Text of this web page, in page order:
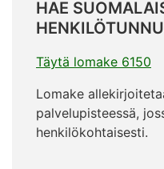
HAE
Täytä lomake 6150
Lomake
palvelupisteessä,
henkilökohtaisesti.